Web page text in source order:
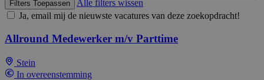
Filters Toepassen
Alle filters wissen
Ja, email mij de nieuwste vacatures van deze zoekopdracht!
Allround Medewerker m/v Parttime
Stein
In overeenstemming